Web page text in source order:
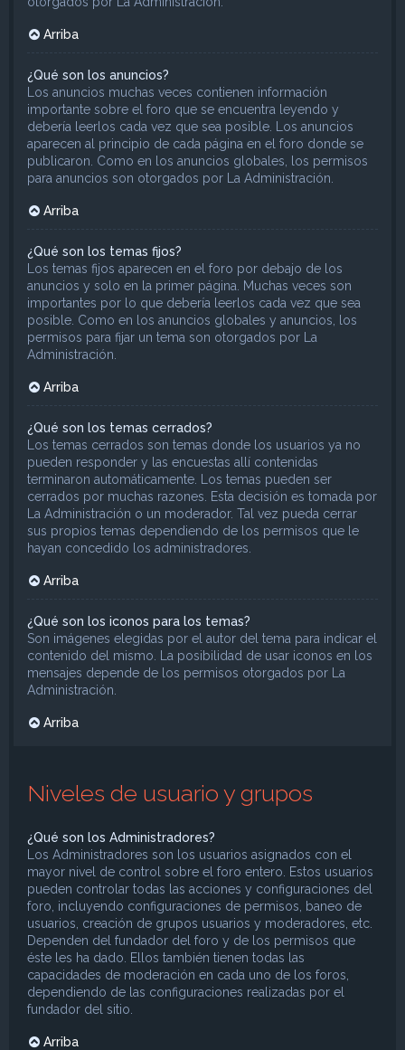
Arriba
¿Qué son los anuncios?
Los anuncios muchas veces contienen información
importante sobre el foro que se encuentra leyendo y
debería leerlos cada vez que sea posible. Los anuncios
aparecen al principio de cada página en el foro donde se
publicaron. Como en los anuncios globales, los permisos
para anuncios son otorgados por La Administración.
Arriba
¿Qué son los temas fijos?
Los temas fijos aparecen en el foro por debajo de los
anuncios y solo en la primer página. Muchas veces son
importantes por lo que debería leerlos cada vez que sea
posible. Como en los anuncios globales y anuncios, los
permisos para fijar un tema son otorgados por La
Administración.
Arriba
¿Qué son los temas cerrados?
Los temas cerrados son temas donde los usuarios ya no
pueden responder y las encuestas allí contenidas
terminaron automáticamente. Los temas pueden ser
cerrados por muchas razones. Esta decisión es tomada por
La Administración o un moderador. Tal vez pueda cerrar
sus propios temas dependiendo de los permisos que le
hayan concedido los administradores.
Arriba
¿Qué son los iconos para los temas?
Son imágenes elegidas por el autor del tema para indicar el
contenido del mismo. La posibilidad de usar iconos en los
mensajes depende de los permisos otorgados por La
Administración.
Arriba
Niveles de usuario y grupos
¿Qué son los Administradores?
Los Administradores son los usuarios asignados con el
mayor nivel de control sobre el foro entero. Estos usuarios
pueden controlar todas las acciones y configuraciones del
foro, incluyendo configuraciones de permisos, baneo de
usuarios, creación de grupos usuarios y moderadores, etc.
Dependen del fundador del foro y de los permisos que
éste les ha dado. Ellos también tienen todas las
capacidades de moderación en cada uno de los foros,
dependiendo de las configuraciones realizadas por el
fundador del sitio.
Arriba